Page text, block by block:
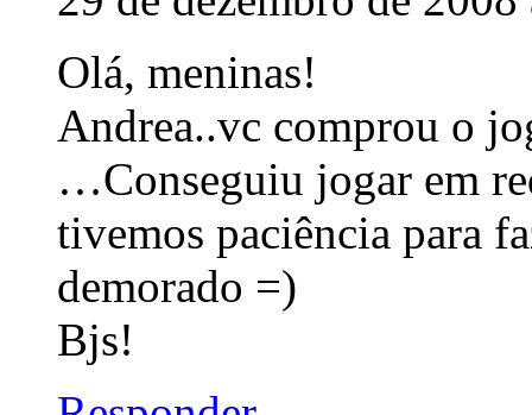
Olá, meninas!
Andrea..vc comprou o
…Conseguiu jogar em
tivemos paciência para
demorado =)
Bjs!